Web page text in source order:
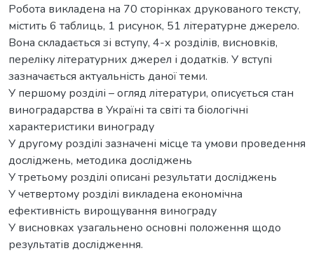
Робота викладена на 70 сторінках друкованого тексту,
містить 6 таблиць, 1 рисунок, 51 літературне джерело.
Вона складається зі вступу, 4-х розділів, висновків,
переліку літературних джерел і додатків. У вступі
зазначається актуальність даної теми.
У першому розділі – огляд літератури, описується стан
виноградарства в Україні та світі та біологічні
характеристики винограду
У другому розділі зазначені місце та умови проведення
досліджень, методика досліджень
У третьому розділі описані результати досліджень
У четвертому розділі викладена економічна
ефективність вирощування винограду
У висновках узагальнено основні положення щодо
результатів дослідження.